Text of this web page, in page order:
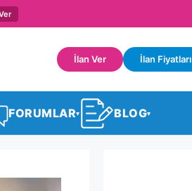
İlan Ver İlan Fiyatları
FORUMLAR▾ BLOG▾